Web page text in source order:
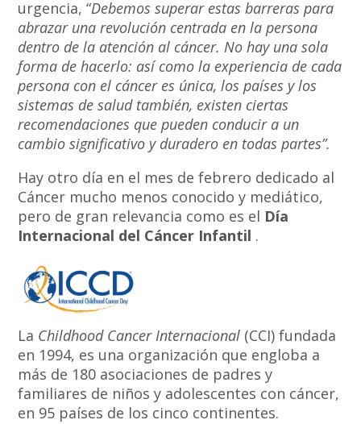
urgencia, “Debemos superar estas barreras para
abrazar una revolución centrada en la persona
dentro de la atención al cáncer. No hay una sola
forma de hacerlo: así como la experiencia de cada
persona con el cáncer es única, los países y los
sistemas de salud también, existen ciertas
recomendaciones que pueden conducir a un
cambio significativo y duradero en todas partes”.
Hay otro día en el mes de febrero dedicado al
Cáncer mucho menos conocido y mediático,
pero de gran relevancia como es el Día
Internacional del Cáncer Infantil .
La Childhood Cancer Internacional (CCI) fundada
en 1994, es una organización que engloba a
más de 180 asociaciones de padres y
familiares de niños y adolescentes con cáncer,
en 95 países de los cinco continentes.